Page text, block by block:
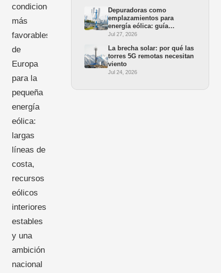
condiciones
más
favorables
de
Europa
para la
pequeña
energía
eólica:
largas
líneas de
costa,
recursos
eólicos
interiores
estables
y una
ambición
nacional
Depuradoras como
emplazamientos para
energía eólica: guía
práctica para alcaldes y
Jul 27, 2026
La brecha solar: por qué las
torres 5G remotas necesitan
viento
Jul 24, 2026